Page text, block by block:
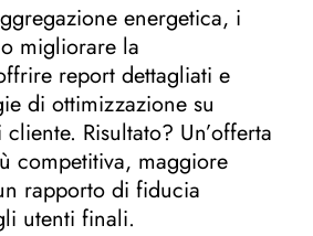
energetica, i
migliorare la
report dettagliati e
di ottimizzazione su
Risultato? Un’offerta
competitiva, maggiore
rapporto di fiducia
utenti finali.